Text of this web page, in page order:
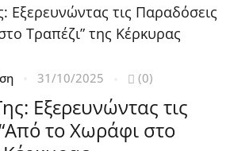
31/10/2025 (0)
Εξερευνώντας τις
το Χωράφι στο